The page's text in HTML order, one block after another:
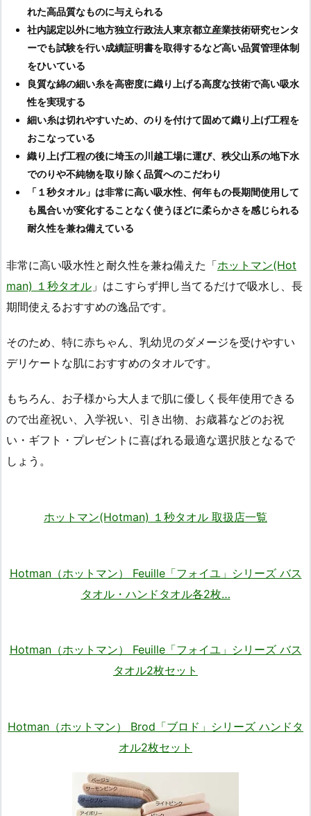
れた高品質なものに与えられる
社内認定以外に地方独立行政法人東京都立産業技術研究センタ
ーでも試験を行い成績証明書を取得するなど高い品質管理体制
をひいている
良質な綿の細い糸を高密度に織り上げる高度な技術で高い吸水
性を実現する
細い糸は切れやすいため、のりを付けて固めて織り上げ工程を
おこなっている
織り上げ工程の後に埼玉の川越工場に運び、秩父山系の地下水
でのりや不純物を取り除く品質へのこだわり
「１秒タオル」は非常に高い吸水性、何年もの長期間使用して
も風合いが変化することなく使うほどに柔らかさを感じられる
耐久性を兼ね備えている
非常に高い吸水性と耐久性を兼ね備えた「ホットマン(Hot
man) １秒タオル 」はこすらず押し当てるだけで吸水し、長
期間使えるおすすめの逸品です。
そのため、特に赤ちゃん、乳幼児のダメージを受けやすい
デリケートな肌におすすめのタオルです。
もちろん、お子様から大人まで肌に優しく長年使用できる
ので出産祝い、入学祝い、引き出物、お歳暮などのお祝
い・ギフト・プレゼントに喜ばれる最適な選択肢となるで
しょう。
ホットマン(Hotman) １秒タオル 取扱店一覧
Hotman（ホットマン） Feuille「フォイユ」シリーズ バス
タオル・ハンドタオル各2枚…
Hotman（ホットマン） Feuille「フォイユ」シリーズ バス
タオル2枚セット
Hotman（ホットマン） Brod「ブロド」シリーズ ハンドタ
オル2枚セット